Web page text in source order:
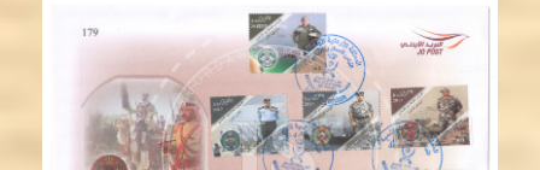
JORDANSTAMPS.COM